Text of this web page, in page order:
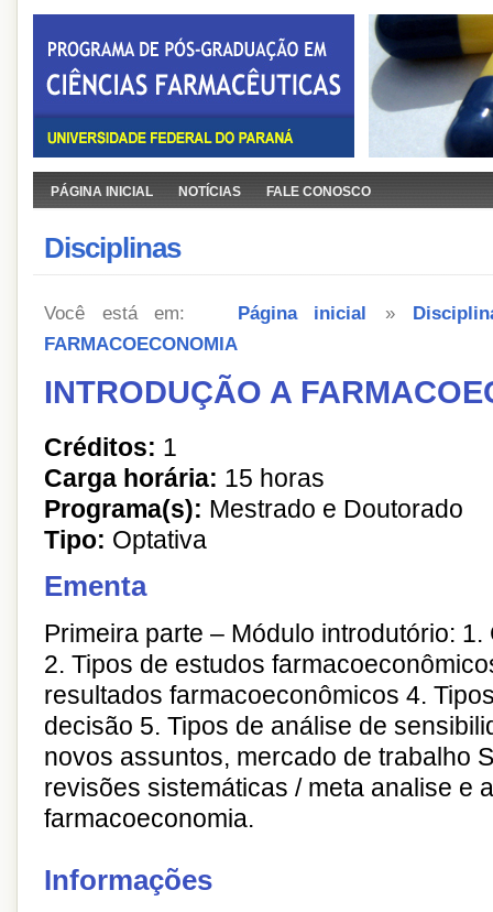
PÁGINA INICIAL NOTÍCIAS FALE CONOSCO
Disciplinas
Você está em: Página inicial »
FARMACOECONOMIA
INTRODUÇÃO A
Créditos: 1
Carga horária: 15 horas
Programa(s): Mestrado e Doutorado
Tipo: Optativa
Ementa
Primeira parte – Módulo introdutório:
2. Tipos de estudos
resultados farmacoeconômicos 4.
decisão 5. Tipos de análise de
novos assuntos, mercado de trabalho
revisões sistemáticas / meta analise e a
farmacoeconomia.
Informações